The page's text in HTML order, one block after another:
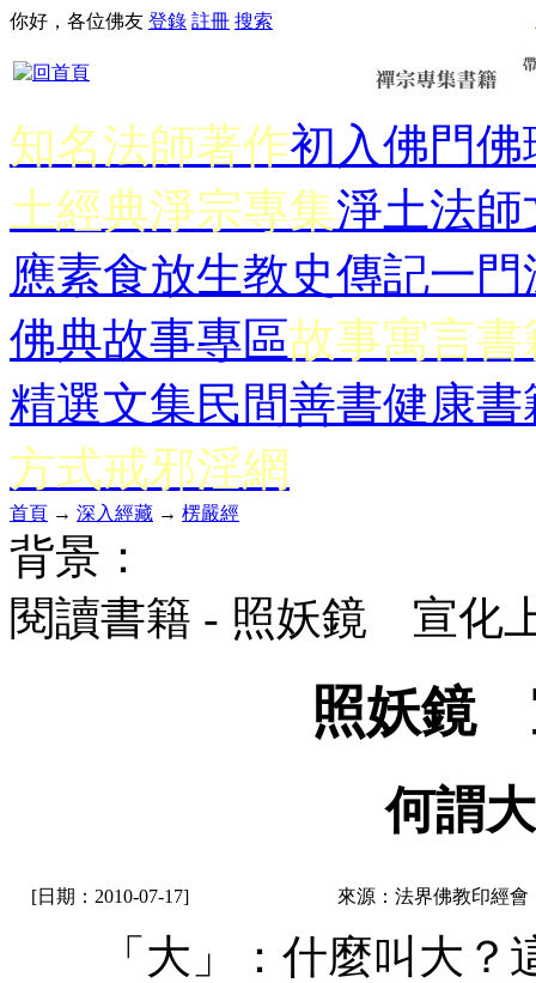
你好，各位佛友 登錄 註冊 搜索
知名法師著作初入佛門佛
土經典淨宗專集淨土法師
應素食放生教史傳記一門
佛典故事專區故事寓言書
精選文集民間善書健康書
方式戒邪淫網
首頁 → 深入經藏 → 楞嚴經
背景：
閱讀書籍 - 照妖鏡 宣化
照妖鏡
何謂
[日期：2010-07-17] 來源：法界佛教印經
「大」：什麼叫大？